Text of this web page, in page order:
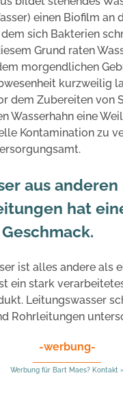
einen Biofilm an
dem sich Bakterien
Grund raten
morgendlichen
kurzweilig
dem Zubereiten von
Wasserhahn eine
Kontamination zu
aus anderen
hat
ist alles andere als
ein stark
Leitungswasser
Rohrleitungen
-werbung-
Werbung für Bart Maes? Kontakt